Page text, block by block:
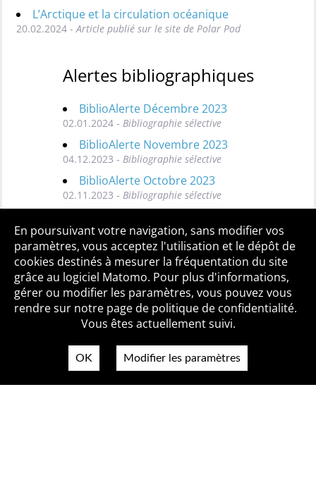
L’Arctique et la circulation océanique
20.02.2024 - Article publié sur le site de Polar Pod
Alertes bibliographiques
BiblioAlerte Décembre 2023
02.01.2024 - Bibliographie sélective
BiblioAlerte Novembre 2023
04.12.2023 - Bibliographie sélective
BiblioAlerte Octobre 2023
02.11.2023 - Bibliographie sélective
Toutes les BiblioAlertes
Qui sommes-nous ? Mentions légales
Accessibilité
Politique de confidentialité
Contact
En poursuivant votre navigation, sans modifier vos
paramètres, vous acceptez l'utilisation et le dépôt de
cookies destinés à mesurer la fréquentation du site
grâce au logiciel Matomo. Pour plus d'informations,
gérer ou modifier les paramètres, vous pouvez vous
rendre sur notre page de politique de confidentialité.
Vous êtes actuellement suivi.
OK Modifier les paramètres